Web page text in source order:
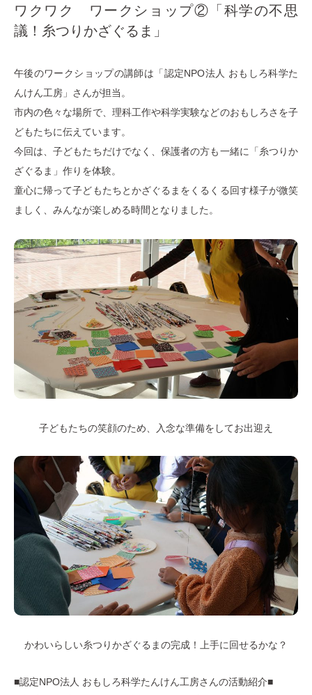
ワクワク ワークショップ②「科学の不思
議！糸つりかざぐるま」
午後のワークショップの講師は「認定NPO法人 おもしろ科学た
んけん工房」さんが担当。
市内の色々な場所で、理科工作や科学実験などのおもしろさを子
どもたちに伝えています。
今回は、子どもたちだけでなく、保護者の方も一緒に「糸つりか
ざぐるま」作りを体験。
童心に帰って子どもたちとかざぐるまをくるくる回す様子が微笑
ましく、みんなが楽しめる時間となりました。
子どもたちの笑顔のため、入念な準備をしてお出迎え
かわいらしい糸つりかざぐるまの完成！上手に回せるかな？
■認定NPO法人 おもしろ科学たんけん工房さんの活動紹介■